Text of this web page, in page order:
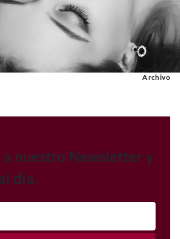
Archivo
a nuestro Newsletter y
día.